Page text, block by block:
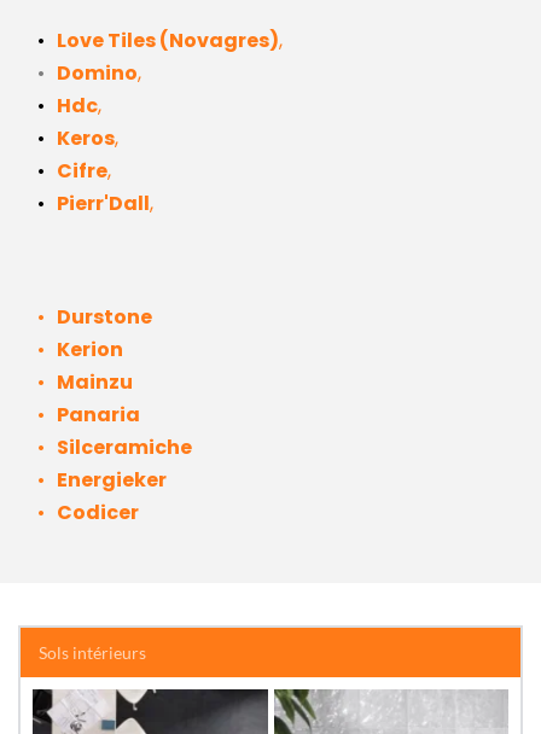
Love Tiles (Novagres),
Domino,
Hdc,
Keros,
Cifre,
Pierr'Dall,
Durstone
Kerion
Mainzu
Panaria
Silceramiche
Energieker
Codicer
Sols intérieurs